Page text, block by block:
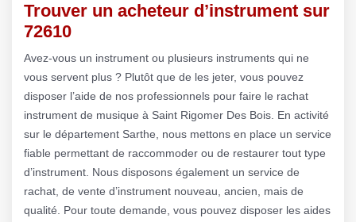
Trouver un acheteur d’instrument sur
72610
Avez-vous un instrument ou plusieurs instruments qui ne
vous servent plus ? Plutôt que de les jeter, vous pouvez
disposer l’aide de nos professionnels pour faire le rachat
instrument de musique à Saint Rigomer Des Bois. En activité
sur le département Sarthe, nous mettons en place un service
fiable permettant de raccommoder ou de restaurer tout type
d’instrument. Nous disposons également un service de
rachat, de vente d’instrument nouveau, ancien, mais de
qualité. Pour toute demande, vous pouvez disposer les aides